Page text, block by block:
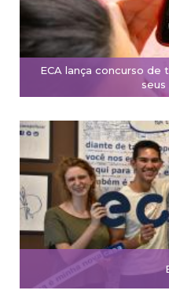
ECA lança concurso
seus